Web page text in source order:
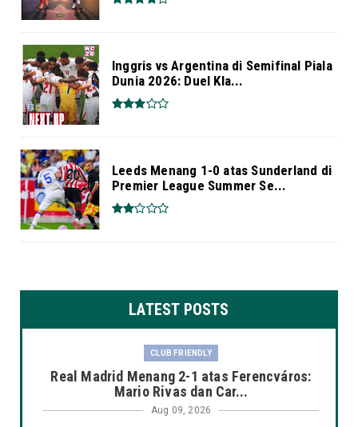
Inggris vs Argentina di Semifinal Piala
Dunia 2026: Duel Kla...
Leeds Menang 1-0 atas Sunderland di
Premier League Summer Se...
LATEST POSTS
CLUB FRIENDLY
Real Madrid Menang 2-1 atas Ferencváros:
Mario Rivas dan Car...
Aug 09, 2026